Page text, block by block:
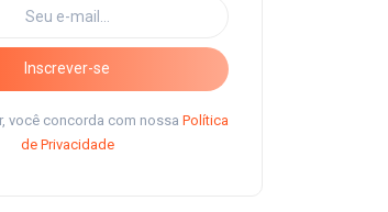
Inscrever-se
você concorda com nossa Política
de Privacidade